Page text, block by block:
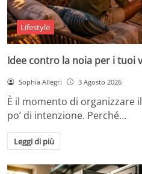
Lifestyle
Idee contro la noia per i tuoi
Sophia Allegri 3 Agosto 2026
È il momento di organizzare
po’ di intenzione. Perché…
Leggi di più